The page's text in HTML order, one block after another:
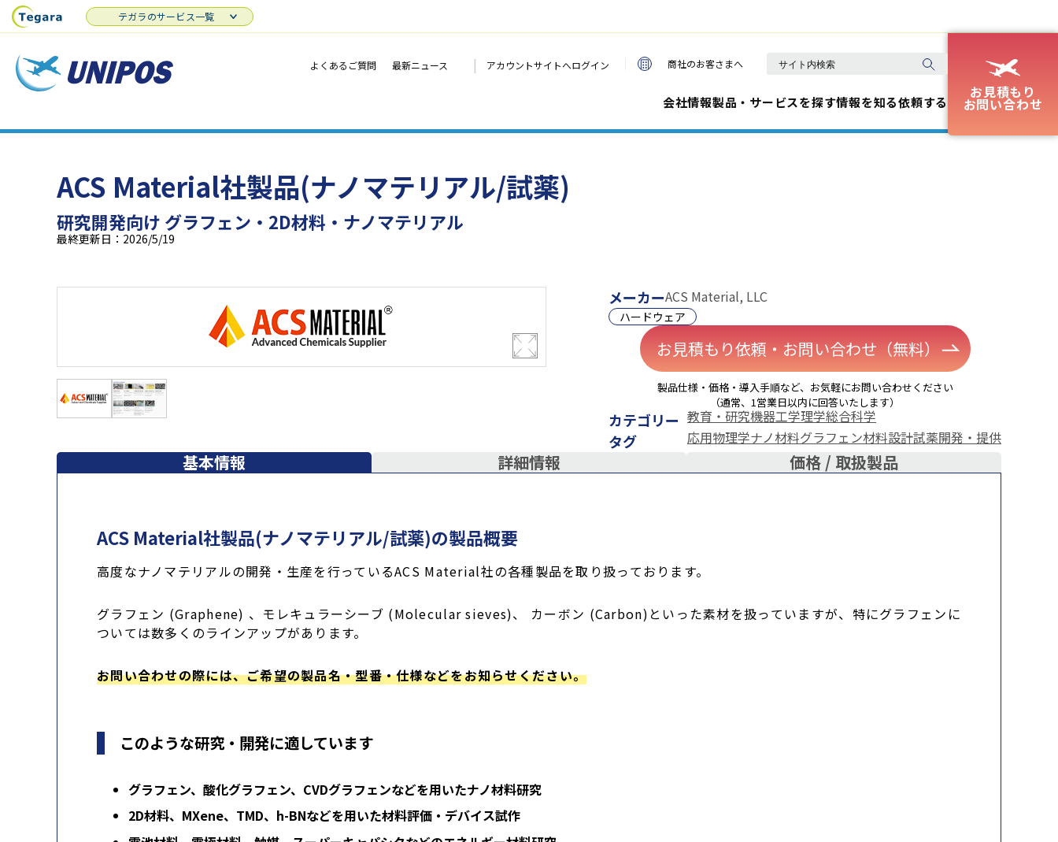
よくあるご質問 最新ニュース | アカウントサイトへログイン 商社のお客さまへ
会社情報製品・サービスを探す情報を知る依頼する
お見積もり
お問い合わせ
テガラのサービス一覧
ACS Material社製品(ナノマテリアル/試薬)
研究開発向け グラフェン・2D材料・ナノマテリアル
最終更新日：2026/5/19
メーカーACS Material, LLC
ハードウェア
お見積もり依頼・お問い合わせ（無料）
製品仕様・価格・導入手順など、お気軽にお問い合わせください
（通常、1営業日以内に回答いたします）
カテゴリー 教育・研究機器工学理学総合科学
タグ 応用物理学ナノ材料グラフェン材料設計試薬開発・提供
基本情報 詳細情報 価格 / 取扱製品
ACS Material社製品(ナノマテリアル/試薬)の製品概要
高度なナノマテリアルの開発・生産を行っているACS Material社の各種製品を取り扱っております。
グラフェン (Graphene) 、モレキュラーシーブ (Molecular sieves)、 カーボン (Carbon)といった素材を扱っていますが、特にグラフェンに
ついては数多くのラインアップがあります。
お問い合わせの際には、ご希望の製品名・型番・仕様などをお知らせください。
このような研究・開発に適しています
グラフェン、酸化グラフェン、CVDグラフェンなどを用いたナノ材料研究
2D材料、MXene、TMD、h-BNなどを用いた材料評価・デバイス試作